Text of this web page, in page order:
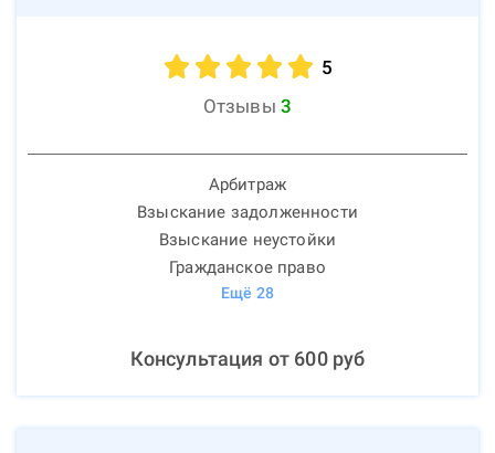
5
Отзывы 3
Арбитраж
Взыскание задолженности
Взыскание неустойки
Гражданское право
Ещё 28
Консультация от 600руб